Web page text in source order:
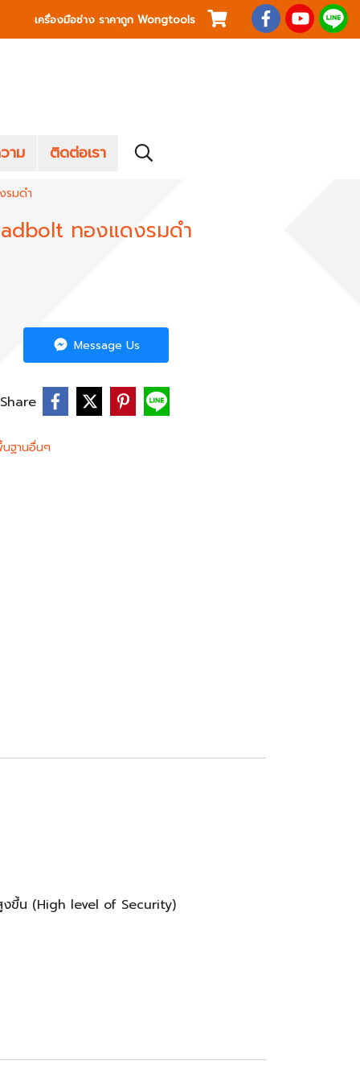
เครื่องมือช่าง ราคาถูก Wongtools
าม ติดต่อเรา
รมดำ
ทองแดงรมดำ
Message Us
Share
นฐานอื่นๆ
สูงขึ้น (High level of Security)